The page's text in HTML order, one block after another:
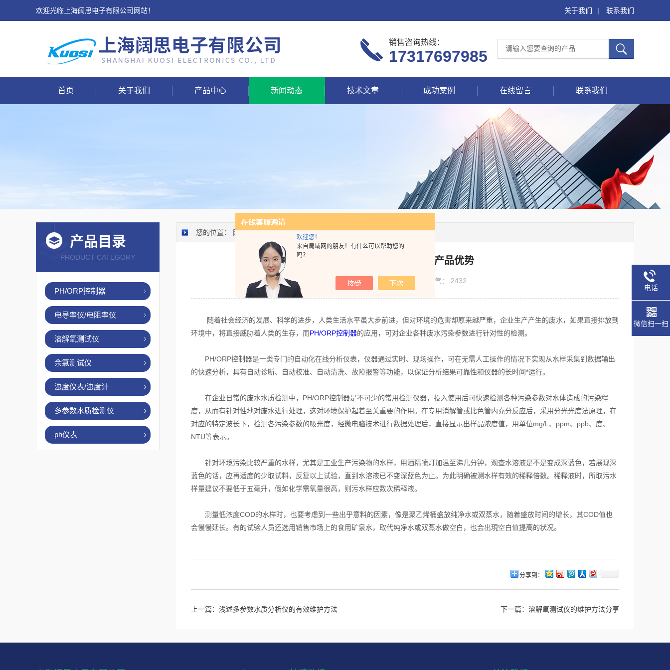
欢迎您！
来自局域网的朋友！有什么可以帮助您的
吗？
欢迎光临上海阔思电子有限公司网站！ 关于我们 | 联系我们
销售咨询热线：
17317697985
首页 关于我们 产品中心 新闻动态 技术文章 成功案例 在线留言 联系我们
产品目录
PRODUCT CATEGORY
PH/ORP控制器
电导率仪/电阻率仪
溶解氧测试仪
余氯测试仪
浊度仪表/浊度计
多参数水质检测仪
ph仪表
您的位置： 网站首页>新闻资讯> 浅述PH/ORP控制器的产品优势
浅述PH/ORP控制器的产品优势
发布日期： 2022-05-05 浏览人气： 2432
随着社会经济的发展、科学的进步，人类生活水平虽大步前进，但对环境的危害却原来越严重，企业生产产生的废水，如果直接排放到
环境中，将直接威胁着人类的生存，而PH/ORP控制器的应用，可对企业各种废水污染参数进行针对性的检测。
PH/ORP控制器是一类专门的自动化在线分析仪表，仪器通过实时、现场操作，可在无需人工操作的情况下实现从水样采集到数据输出
的快速分析，具有自动诊断、自动校准、自动清洗、故障报警等功能，以保证分析结果可靠性和仪器的长时间*运行。
在企业日常的废水水质检测中，PH/ORP控制器是不可少的常用检测仪器，投入使用后可快速检测各种污染参数对水体造成的污染程
度，从而有针对性地对废水进行处理，这对环境保护起着至关重要的作用。在专用消解管或比色管内充分反应后，采用分光光度法原理，在
对应的特定波长下，检测各污染参数的吸光度，经微电脑技术进行数据处理后，直接显示出样品浓度值，用单位mg/L、ppm、ppb、度、
NTU等表示。
针对环境污染比较严重的水样，尤其是工业生产污染物的水样，用酒精喷灯加温至沸几分钟，观查水溶液是不是变成深蓝色，若展现深
蓝色的话，应再适度的少取试料，反复以上试验，直到水溶液已不变深蓝色为止。为此明确被测水样有效的稀释倍数。稀释液时，所取污水
样量建议不要低于五毫升，假如化学需氧量很高，则污水样应数次稀释液。
测量低浓度COD的水样时，也要考虑到一些出乎意料的因素，像是聚乙烯桶盛放纯净水或双蒸水，随着盛放时间的增长，其COD值也
会慢慢延长。有的试验人员还选用销售市场上的食用矿泉水，取代纯净水或双蒸水做空白，也会出現空白值提高的状况。
分享到：
上一篇： 浅述多参数水质分析仪的有效维护方法 下一篇： 溶解氧测试仪的维护方法分享
电话
微信扫一扫